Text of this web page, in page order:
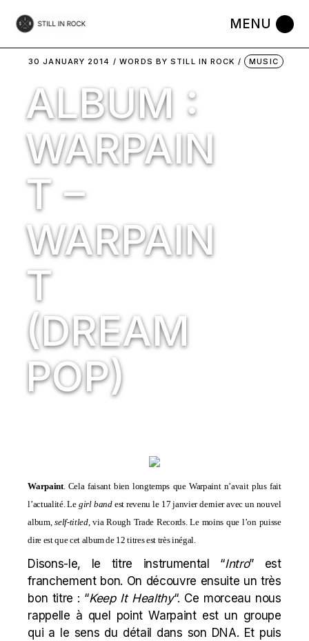
the
30 JANUARY 2014 WORDS BYSTILL IN ROCK MUSIC
ALBUM :
WARPAIN
T –
WARPAIN
T
(DREAM
POP)
Warpaint. Cela faisant bien longtemps que Warpaint n’avait plus fait
l’actualité. Legirl bandest revenu le 17 janvier dernier avec un nouvel
album,self-titled, via Rough Trade Records. Le moins que l’on puisse
dire est que cet album de 12 titres est très inégal.
Disons-le, le titre instrumental “Intro” est
franchement bon. On découvre ensuite un très
bon titre : “Keep It Healthy“. Ce morceau nous
rappelle à quel point Warpaint est un groupe
qui a le sens du détail dans son DNA. Et puis